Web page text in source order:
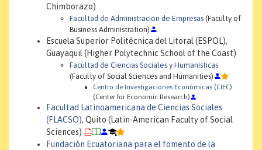
Chimborazo)
Facultad de Administración de Empresas (Faculty of
Business Administration)
Escuela Superior Politécnica del Litoral (ESPOL),
Guayaquil (Higher Polytechnic School of the Coast)
Facultad de Ciencias Sociales y Humanísticas
(Faculty of Social Sciences and Humanities)
Centro de Investigaciones Económicas (CIEC)
(Center for Economic Research)
Facultad Latinoamericana de Ciencias Sociales
(FLACSO), Quito (Latin-American Faculty of Social
Sciences)
Fundación Ecuatoriana para el fomento de la